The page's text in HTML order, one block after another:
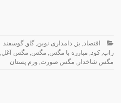
اقتصاد, بز , دامداری نوین, گاو, گوسفند
راب, کود, مبارزه با مگس, مگس, مگس آغل,
مگس شاخدار , مگس صورت, ورم پستان